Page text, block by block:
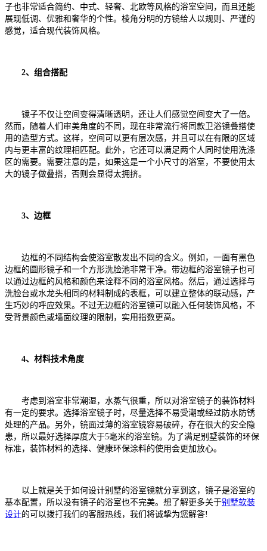
子也非常适合简约、中式、轻奢、北欧等风格的浴室空间，而且还能
展现低调、优雅和奢华的个性。棱角分明的方镜给人以规则、严谨的
感觉，适合现代装饰风格。
2、组合搭配
镜子不仅让空间变得清晰透明，还让人们感觉空间变大了一倍。
然而，随着人们审美角度的不同，现在非常流行将同款卫浴镜叠搭使
用的造型方式。这样，空间可以更有层次感，并且可以在有限的区域
内与更丰富的纹理相匹配。此外，它还可以满足两个人同时使用洗涤
区的需要。需要注意的是，如果这是一个小尺寸的浴室，不要使用太
大的镜子做叠搭，否则会显得太拥挤。
3、边框
边框的不同结构会使浴室散发出不同的含义。例如，一面有黑色
边框的圆形镜子和一个方形洗脸池非常干净。带边框的浴室镜子也可
以通过边框的风格和颜色来诠释不同的浴室风格。然后，通过选择与
洗脸台或水龙头相同的材料制成的表框，可以建立整体的联动感，产
生巧妙的呼应效果。不过无边框的浴室镜可以融入任何装饰风格，不
受背景颜色或墙面纹理的限制，实用指数更高。
4、材料技术角度
考虑到浴室非常潮湿，水蒸气很重，所以对浴室镜子的装饰材料
有一定的要求。选择浴室镜子时，尽量选择不易受潮或经过防水防锈
处理的产品。另外，镜面过薄的浴室镜容易破碎，存在很大的安全隐
患，所以最好选择厚度大于5毫米的浴室镜。为了满足别墅装饰的环保
标准，装饰材料的选择、健康环保涂料的使用会更加放心。
以上就是关于如何设计别墅的浴室镜就分享到这，镜子是浴室的
基本配置，所以没有镜子的浴室也不完美。想了解更多关于别墅软装
设计的可以拨打我们的客服热线，我们将诚挚为您解答!